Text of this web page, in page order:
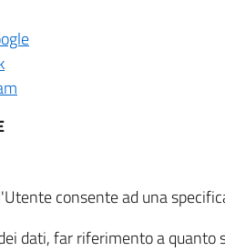
consente ad una
dati, far riferimento a